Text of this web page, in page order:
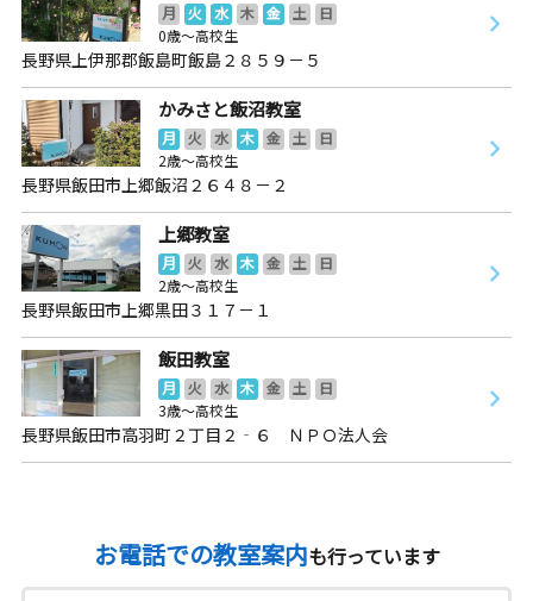
月 火 水 木 金 土
日
0歳～高校生
長野県上伊那郡飯島町飯島２８５９－５
かみさと飯沼教室
月 火 水 木 金 土
日
2歳～高校生
長野県飯田市上郷飯沼２６４８－２
上郷教室
月 火 水 木 金 土
日
2歳～高校生
長野県飯田市上郷黒田３１７－１
飯田教室
月 火 水 木 金 土
日
3歳～高校生
長野県飯田市高羽町２丁目２‐６ ＮＰＯ法人会
お電話での教室案内も行っています